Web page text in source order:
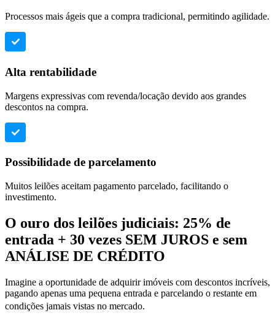
Processos mais ágeis que a compra tradicional, permitindo agilidade.
Alta rentabilidade
Margens expressivas com revenda/locação devido aos grandes
descontos na compra.
Possibilidade de parcelamento
Muitos leilões aceitam pagamento parcelado, facilitando o
investimento.
O ouro dos leilões judiciais: 25% de
entrada + 30 vezes SEM JUROS e sem
ANÁLISE DE CRÉDITO
Imagine a oportunidade de adquirir imóveis com descontos incríveis,
pagando apenas uma pequena entrada e parcelando o restante em
condições jamais vistas no mercado.